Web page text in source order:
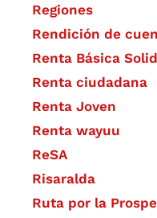
Regiones
Rendición de
Renta Básica
Renta ciudadana
Renta Joven
Renta wayuu
ReSA
Risaralda
Ruta por la